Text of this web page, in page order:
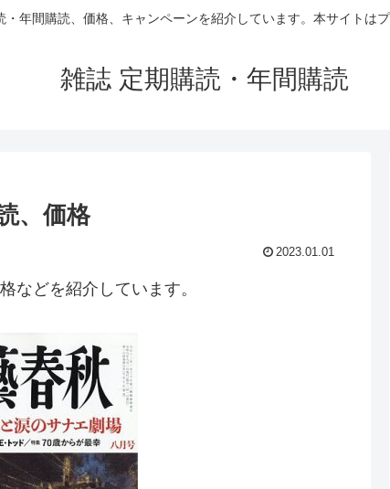
年間購読、価格、キャンペーンを紹介しています。本サイトは
雑誌 定期購読・年間購読
、価格
2023.01.01
などを紹介しています。